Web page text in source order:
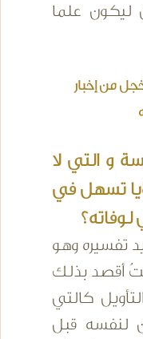
علما
من إخبار
و التي لا
تسهل في
تفسيره وهو
أقصد بذلك
كالتي
لنفسه قبل